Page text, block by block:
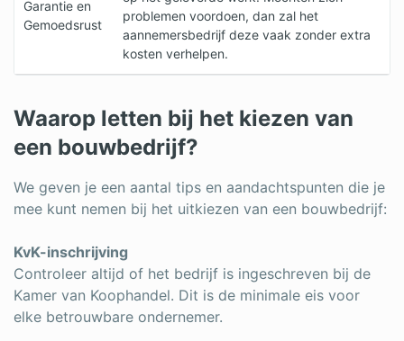
Garantie en
Gemoedsrust
problemen voordoen, dan zal het
aannemersbedrijf deze vaak zonder extra
kosten verhelpen.
Waarop letten bij het kiezen van
een bouwbedrijf?
We geven je een aantal tips en aandachtspunten die je
mee kunt nemen bij het uitkiezen van een bouwbedrijf:
KvK-inschrijving
Controleer altijd of het bedrijf is ingeschreven bij de
Kamer van Koophandel. Dit is de minimale eis voor
elke betrouwbare ondernemer.